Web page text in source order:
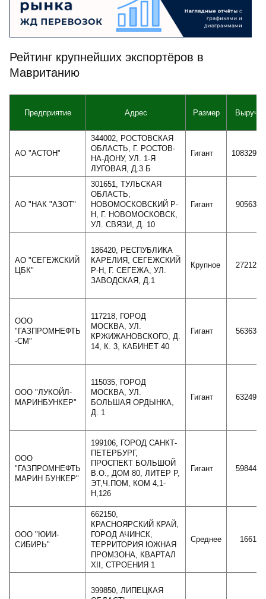
Рейтинг крупнейших экспортёров в
Мавританию
Предприятие Адрес Размер Выручка
АО "АСТОН"
344002, РОСТОВСКАЯ
ОБЛАСТЬ, Г. РОСТОВ-
НА-ДОНУ, УЛ. 1-Я
ЛУГОВАЯ, Д.3 Б
Гигант
АО "НАК "АЗОТ"
301651, ТУЛЬСКАЯ
ОБЛАСТЬ,
НОВОМОСКОВСКИЙ Р-
Н, Г. НОВОМОСКОВСК,
УЛ. СВЯЗИ, Д. 10
Гигант
АО "СЕГЕЖСКИЙ
ЦБК"
186420, РЕСПУБЛИКА
КАРЕЛИЯ, СЕГЕЖСКИЙ
Р-Н, Г. СЕГЕЖА, УЛ.
ЗАВОДСКАЯ, Д.1
Крупное
ООО
"ГАЗПРОМНЕФТЬ
-СМ"
117218, ГОРОД
МОСКВА, УЛ.
КРЖИЖАНОВСКОГО, Д.
14, К. 3, КАБИНЕТ 40
Гигант
ООО "ЛУКОЙЛ-
МАРИНБУНКЕР"
115035, ГОРОД
МОСКВА, УЛ.
БОЛЬШАЯ ОРДЫНКА,
Д. 1
Гигант
ООО
"ГАЗПРОМНЕФТЬ
МАРИН БУНКЕР"
199106, ГОРОД САНКТ-
ПЕТЕРБУРГ,
ПРОСПЕКТ БОЛЬШОЙ
В.О., ДОМ 80, ЛИТЕР Р,
ЭТ,Ч.ПОМ, КОМ 4,1-
Н,126
Гигант
ООО "ЮИИ-
СИБИРЬ"
662150,
КРАСНОЯРСКИЙ КРАЙ,
ГОРОД АЧИНСК,
ТЕРРИТОРИЯ ЮЖНАЯ
ПРОМЗОНА, КВАРТАЛ
XII, СТРОЕНИЯ 1
Среднее
399850, ЛИПЕЦКАЯ